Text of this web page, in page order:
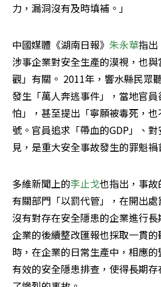
力，漏洞沒有及時填補。」
中國媒體《湖南日報》 朱永華指
涉事企業對安全生產的漠視，也
觀」有關。 2011年，響水縣民眾
發生「萬人奔逃事件」，當地官
怕」，甚至提出「寧願被毒死，
號。官員追求「帶血的GDP」、
見，是重大安全事故發生的罪魁禍
多維新聞上的李止戈也指出，事故
有關部門「以罰代管」，在開出
沒有對存在安全隱患的企業進行
企業的後續整改匯報也採取一貫
時，在企業的日常生產中，相應
有效的安全隱患排查，使得長期